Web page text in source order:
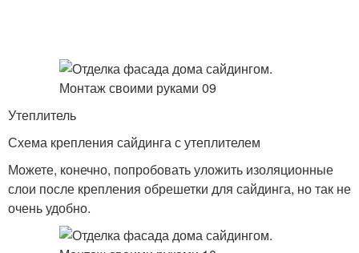
Утеплитель
Схема крепления сайдинга с утеплителем
Можете, конечно, попробовать уложить изоляционные
слои после крепления обрешетки для сайдинга, но так не
очень удобно.